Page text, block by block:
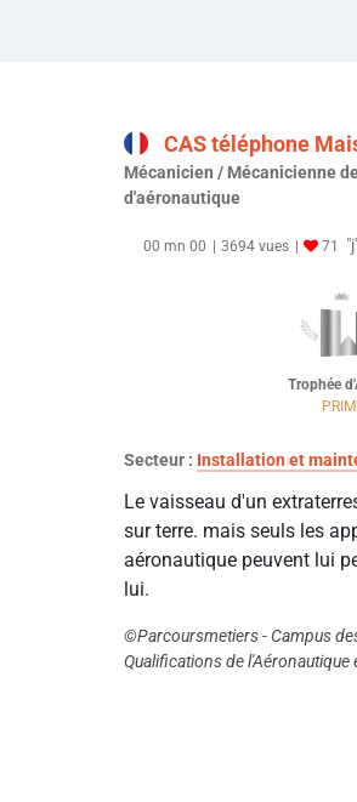
CAS téléphone
Mécanicien / Mécanicienne
d'aéronautique
00 mn 00 3694 vues 71
Trophée
Secteur : Installation et
Le vaisseau d'un
sur terre. mais seuls les
aéronautique peuvent lui
lui.
©Parcoursmetiers - Campus
Qualifications de l'Aéronautique